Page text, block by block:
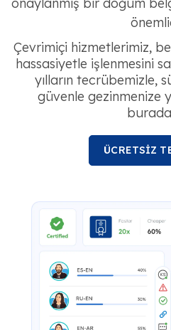
Çevrimiçi hizmetlerimiz,
hassasiyetle işlenmesini
yılların tecrübemizle,
güvenle gezinmenize
ÜCRETSİZ